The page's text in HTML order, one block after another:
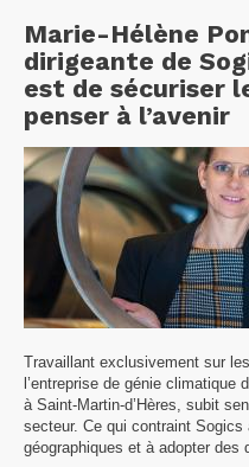
Marie-Hélène
dirigeante de
est de sécuriser
penser à l’avenir
Travaillant exclusivement sur
l’entreprise de génie climatique
à Saint-Martin-d’Hères, subit
secteur. Ce qui contraint Sogics
géographiques et à adopter des